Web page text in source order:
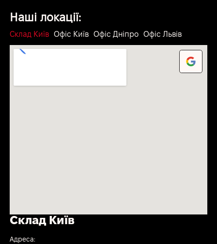
Наші локації:
Склад Київ Офіс Київ Офіс Дніпро Офіс Львів
Склад Київ
Адреса: